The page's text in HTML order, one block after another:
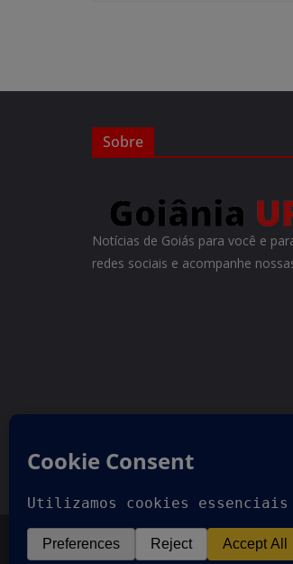
Sobre
Notícias de Goiás para você e
redes sociais e acompanhe
Copyright © 2026 Goiania Urgente